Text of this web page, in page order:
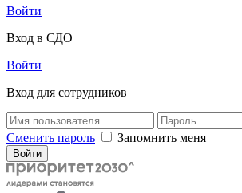
Войти
Вход в СДО
Войти
Вход для сотрудников
Сменить пароль Запомнить меня